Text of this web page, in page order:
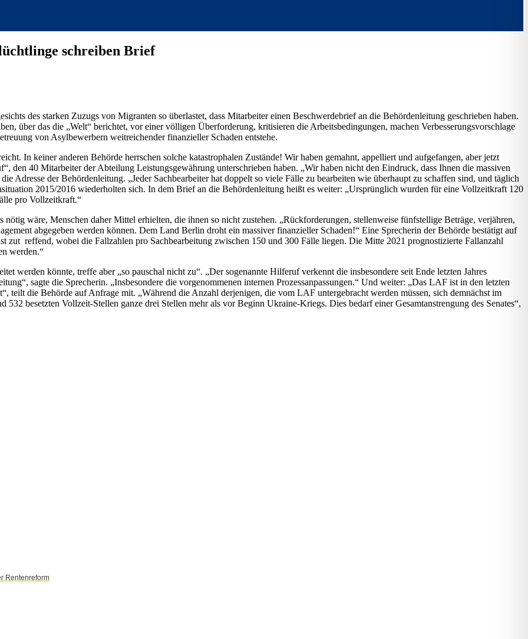
schreiben Brief
des starken Zuzugs von Migranten so überlastet, dass Mitarbeiter einen Beschwerdebrief an die Behördenleitung geschrieben haben.
über das die „Welt“ berichtet, vor einer völligen Überforderung, kritisieren die Arbeitsbedingungen, machen Verbesserungsvorschlage
von Asylbewerbern weitreichender finanzieller Schaden entstehe.
In keiner anderen Behörde herrschen solche katastrophalen Zustände! Wir haben gemahnt, appelliert und aufgefangen, aber jetzt
den 40 Mitarbeiter der Abteilung Leistungsgewährung unterschrieben haben. „Wir haben nicht den Eindruck, dass Ihnen die massiven
Adresse der Behördenleitung. „Jeder Sachbearbeiter hat doppelt so viele Fälle zu bearbeiten wie überhaupt zu schaffen sind, und täglich
2015/2016 wiederholten sich. In dem Brief an die Behördenleitung heißt es weiter: „Ursprünglich wurden für eine Vollzeitkraft 120
pro Vollzeitkraft.“
wäre, Menschen daher Mittel erhielten, die ihnen so nicht zustehen. „Rückforderungen, stellenweise fünfstellige Beträge, verjähren,
abgegeben werden können. Dem Land Berlin droht ein massiver finanzieller Schaden!“ Eine Sprecherin der Behörde bestätigt auf
zut reffend, wobei die Fallzahlen pro Sachbearbeitung zwischen 150 und 300 Fälle liegen. Die Mitte 2021 prognostizierte Fallanzahl
werden.“
werden könnte, treffe aber „so pauschal nicht zu“. „Der sogenannte Hilferuf verkennt die insbesondere seit Ende letzten Jahres
sagte die Sprecherin. „Insbesondere die vorgenommenen internen Prozessanpassungen.“ Und weiter: „Das LAF ist in den letzten
teilt die Behörde auf Anfrage mit. „Während die Anzahl derjenigen, die vom LAF untergebracht werden müssen, sich demnächst im
besetzten Vollzeit-Stellen ganze drei Stellen mehr als vor Beginn Ukraine-Kriegs. Dies bedarf einer Gesamtanstrengung des Senates“,
Rentenreform